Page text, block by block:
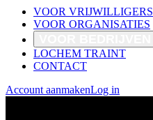
VOOR VRIJWILLIGERS
VOOR ORGANISATIES
LOCHEM TRAINT
CONTACT
Account aanmakenLog in